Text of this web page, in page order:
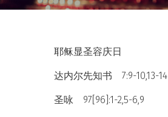
耶稣显圣容庆日
达内尔先知书 7:9-10,13-14
圣咏 97[96]:1-2,5-6,9